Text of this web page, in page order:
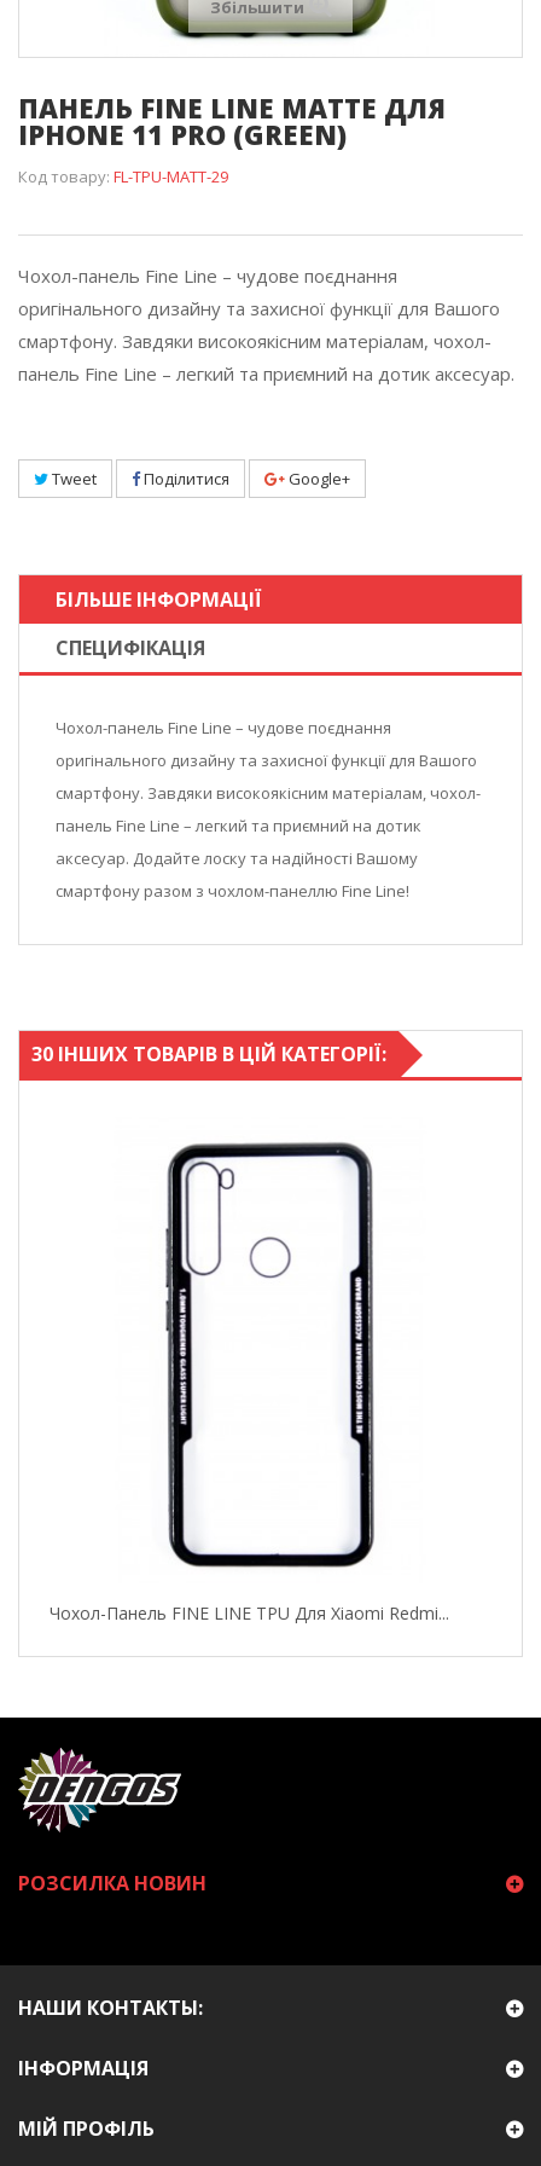
Збільшити
ПАНЕЛЬ FINE LINE MATTE ДЛЯ
IPHONE 11 PRO (GREEN)
Код товару: FL-TPU-MATT-29
Чохол-панель Fine Line – чудове поєднання
оригінального дизайну та захисної функції для Вашого
смартфону. Завдяки високоякісним матеріалам, чохол-
панель Fine Line – легкий та приємний на дотик аксесуар.
Tweet Поділитися Google+
БІЛЬШЕ ІНФОРМАЦІЇ
СПЕЦИФІКАЦІЯ
Чохол-панель Fine Line – чудове поєднання
оригінального дизайну та захисної функції для Вашого
смартфону. Завдяки високоякісним матеріалам, чохол-
панель Fine Line – легкий та приємний на дотик
аксесуар. Додайте лоску та надійності Вашому
смартфону разом з чохлом-панеллю Fine Line!
30 ІНШИХ ТОВАРІВ В ЦІЙ КАТЕГОРІЇ:
Чохол-Панель FINE LINE TPU Для Xiaomi Redmi...
РОЗСИЛКА НОВИН
НАШИ КОНТАКТЫ:
ІНФОРМАЦІЯ
МІЙ ПРОФІЛЬ